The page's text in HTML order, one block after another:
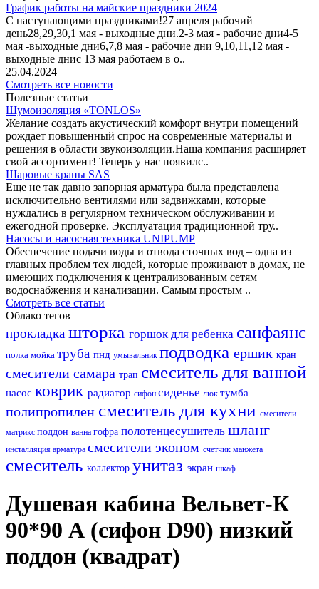
График работы на майские праздники 2024
С наступающими праздниками!27 апреля рабочий
день28,29,30,1 мая - выходные дни.2-3 мая - рабочие дни4-5
мая -выходные дни6,7,8 мая - рабочие дни 9,10,11,12 мая -
выходные днис 13 мая работаем в о..
25.04.2024
Смотреть все новости
Полезные статьи
Шумоизоляция «TONLOS»
Желание создать акустический комфорт внутри помещений
рождает повышенный спрос на современные материалы и
решения в области звукоизоляции.Наша компания расширяет
свой ассортимент! Теперь у нас появилс..
Шаровые краны SAS
Еще не так давно запорная арматура была представлена
исключительно вентилями или задвижками, которые
нуждались в регулярном техническом обслуживании и
ежегодной проверке. Эксплуатация традиционной тру..
Насосы и насосная техника UNIPUMP
Обеспечение подачи воды и отвода сточных вод – одна из
главных проблем тех людей, которые проживают в домах, не
имеющих подключения к централизованным сетям
водоснабжения и канализации. Самым простым ..
Смотреть все статьи
Облако тегов
прокладка шторка горшок для ребенка санфаянс
полка мойка труба пнд умывальник подводка ершик кран
смесители самара трап смеситель для ванной
насос коврик радиатор сифон сиденье люк тумба
полипропилен смеситель для кухни смесители
матрикс поддон ванна гофра полотенцесушитель шланг
инсталляция арматура смесители эконом счетчик манжета
смеситель коллектор унитаз экран шкаф
Душевая кабина Вельвет-К
90*90 А (сифон D90) низкий
поддон (квадрат)